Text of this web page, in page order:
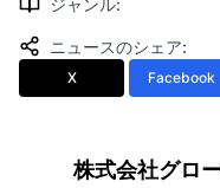
ジャンル:
ニュースのシェア:
X Facebook
株式会社グロ